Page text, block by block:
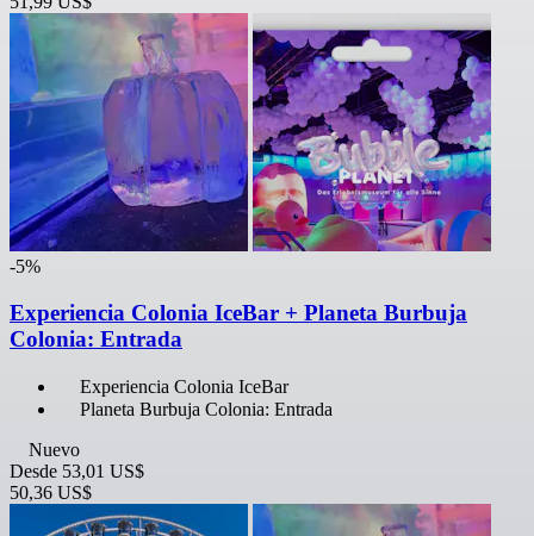
-5%
Experiencia Colonia IceBar + Planeta Burbuja
Colonia: Entrada
Experiencia Colonia IceBar
Planeta Burbuja Colonia: Entrada
Nuevo
Desde 53,01 US$
50,36 US$